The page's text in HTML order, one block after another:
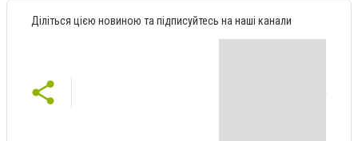
Діліться цією новиною та підписуйтесь на наші канали